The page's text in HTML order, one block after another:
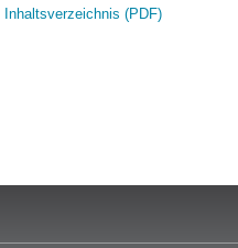
Inhaltsverzeichnis (PDF)